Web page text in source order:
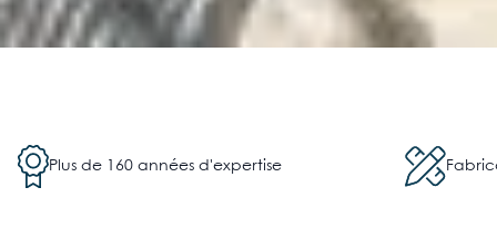
Plus de 160 années d'expertise